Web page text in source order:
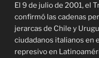
El 9 de julio de 2001, el
confirmó las cadenas
jerarcas de Chile y
ciudadanos italianos en
represivo en